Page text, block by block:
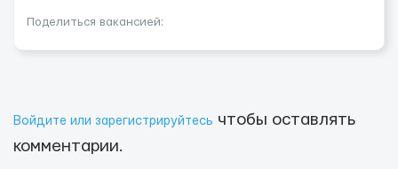
Поделиться вакансией:
Войдите или зарегистрируйтесь чтобы оставлять
комментарии.